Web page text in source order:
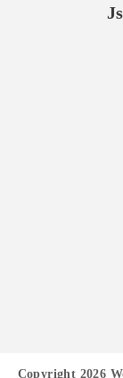
Copyright 2026